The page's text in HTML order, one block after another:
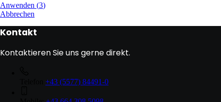
Anwenden (3)
Abbrechen
Kontakt
Kontaktieren Sie uns gerne direkt.
+43 (5577) 84491-0